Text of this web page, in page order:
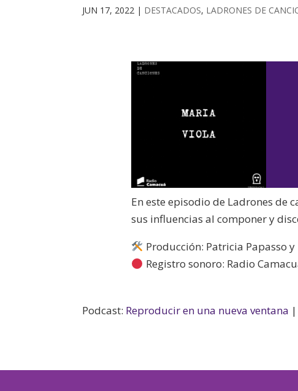
JUN 17, 2022 | DESTACADOS, LADRONES DE
En este episodio de Ladrones de
sus influencias al componer y
Producción: Patricia Papasso
Registro sonoro: Radio
Podcast: Reproducir en una nueva ventana |